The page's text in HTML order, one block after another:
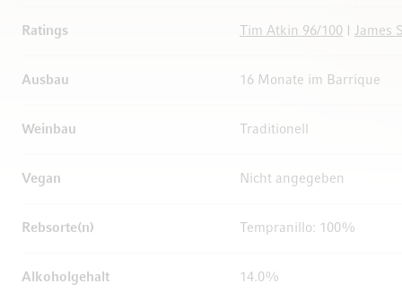
Ratings Tim Atkin 96/100 James
Ausbau 16 Monate im Barrique
Weinbau Traditionell
Vegan Nicht angegeben
Rebsorte(n) Tempranillo: 100%
Alkoholgehalt 14.0%